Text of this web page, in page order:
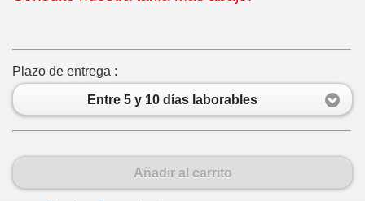
Plazo de entrega :
Entre 5 y 10 días laborables
Añadir al carrito